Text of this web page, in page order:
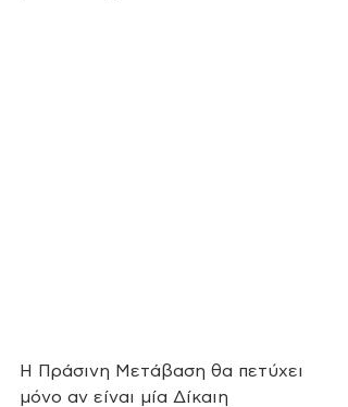
Η Πράσινη Μετάβαση θα πετύχει
μόνο αν είναι μία Δίκαιη